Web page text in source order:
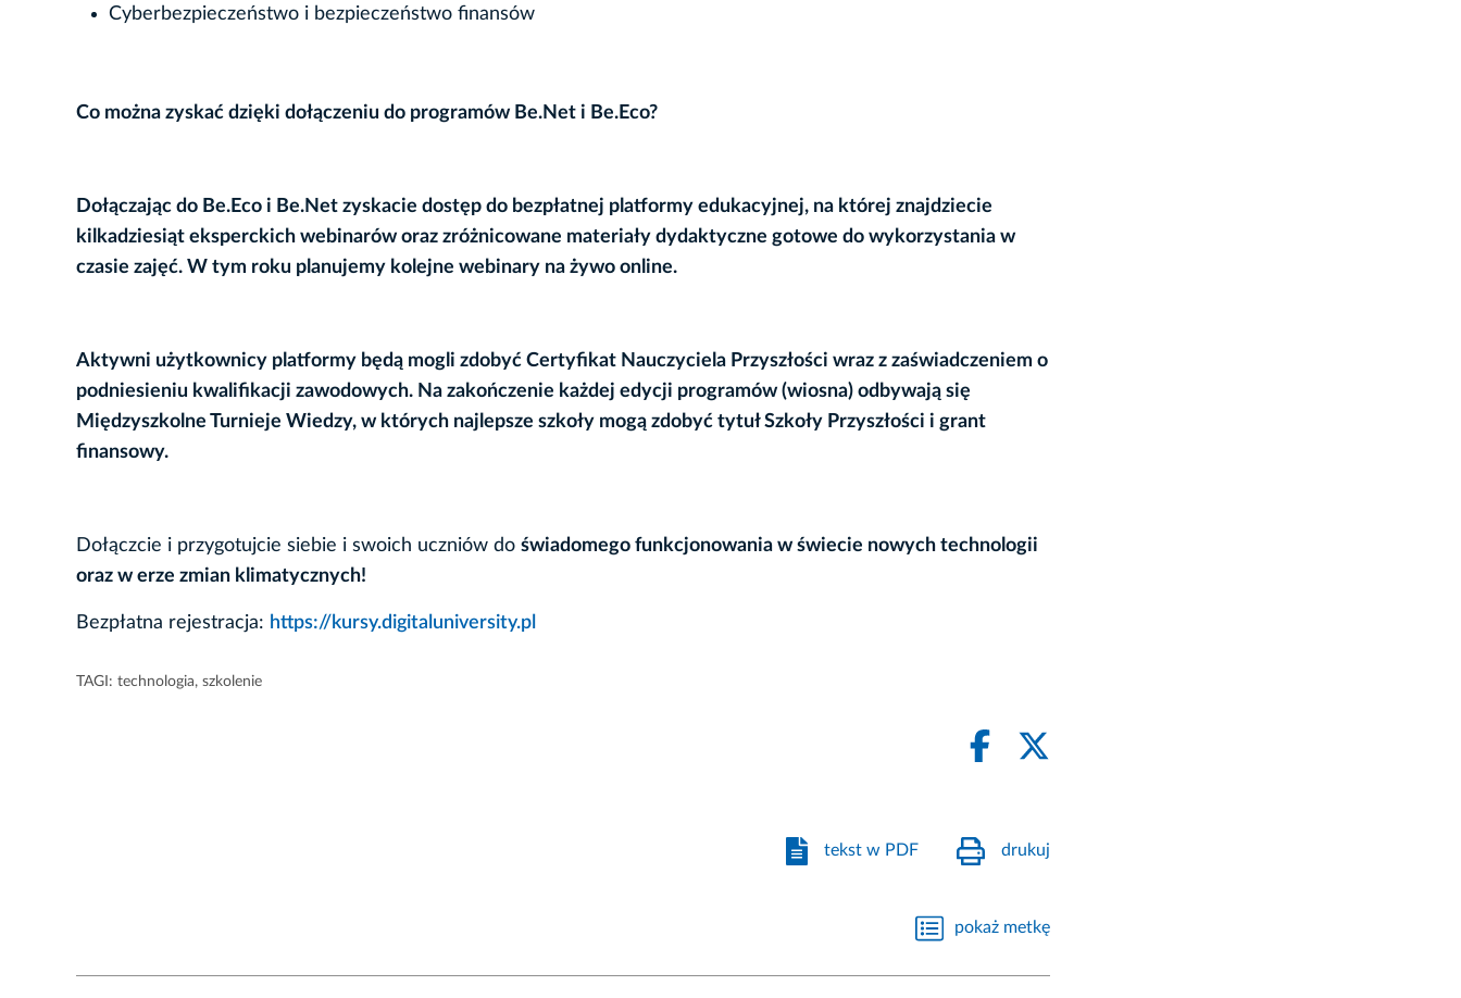
Cyberbezpieczeństwo i bezpieczeństwo finansów
Co można zyskać dzięki dołączeniu do programów Be.Net i Be.Eco?
Dołączając do Be.Eco i Be.Net zyskacie dostęp do bezpłatnej platformy edukacyjnej, na której znajdziecie
kilkadziesiąt eksperckich webinarów oraz zróżnicowane materiały dydaktyczne gotowe do wykorzystania w
czasie zajęć. W tym roku planujemy kolejne webinary na żywo online.
Aktywni użytkownicy platformy będą mogli zdobyć Certyfikat Nauczyciela Przyszłości wraz z zaświadczeniem o
podniesieniu kwalifikacji zawodowych. Na zakończenie każdej edycji programów (wiosna) odbywają się
Międzyszkolne Turnieje Wiedzy, w których najlepsze szkoły mogą zdobyć tytułSzkoły Przyszłości i grant
finansowy.
Dołączcie i przygotujcie siebie i swoich uczniów do świadomego funkcjonowania w świecie nowych technologii
oraz w erze zmian klimatycznych!
Bezpłatna rejestracja: https://kursy.digitaluniversity.pl
TAGI: technologia, szkolenie
tekst w PDF drukuj
pokaż metkę